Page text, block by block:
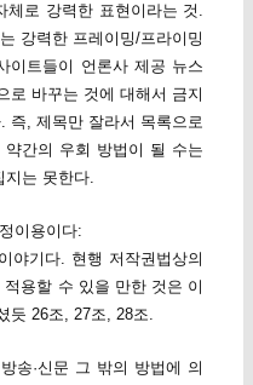
체로 강력한 표현이라는 것.
강력한 프레이밍/프라이밍
이트들이 언론사 제공 뉴스
로 바꾸는 것에 대해서 금지
즉, 제목만 잘라서 목록으로
간의 우회 방법이 될 수는
지는 못한다.
이용이다:
야기다. 현행 저작권법상의
용할 수 있을 만한 것은 이
듯 26조, 27조, 28조.
송·신문 그 밖의 방법에 의